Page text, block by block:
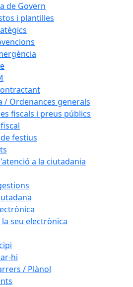
de Govern
i plantilles
/ Ordenances generals
fiscals i preus públics
festius
a la ciutadania
seu electrònica
hi
/ Plànol